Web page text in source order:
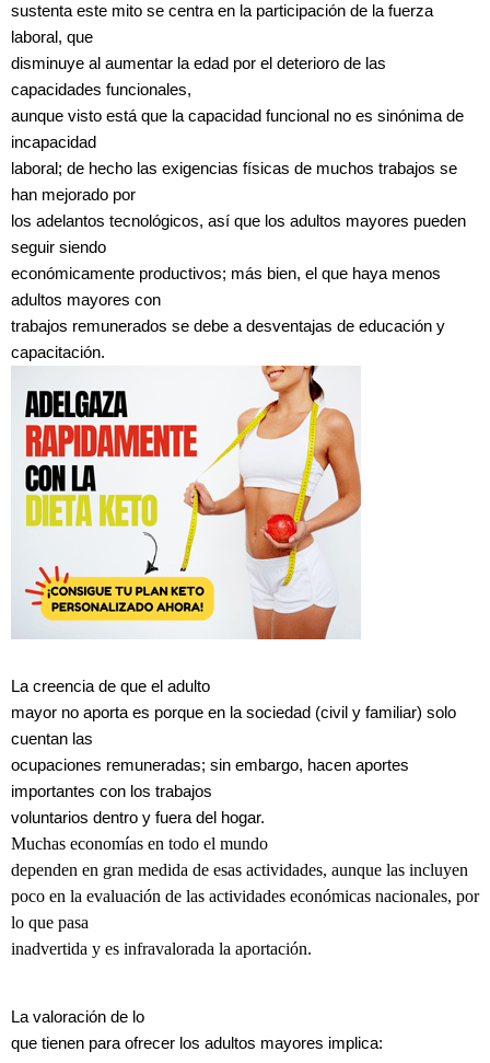
sustenta este mito se centra en la participación de la fuerza
laboral, que
disminuye al aumentar la edad por el deterioro de las
capacidades funcionales,
aunque visto está que la capacidad funcional no es sinónima de
incapacidad
laboral; de hecho las exigencias físicas de muchos trabajos se
han mejorado por
los adelantos tecnológicos, así que los adultos mayores pueden
seguir siendo
económicamente productivos; más bien, el que haya menos
adultos mayores con
trabajos remunerados se debe a desventajas de educación y
capacitación.
La creencia de que el adulto
mayor no aporta es porque en la sociedad (civil y familiar) solo
cuentan las
ocupaciones remuneradas; sin embargo, hacen aportes
importantes con los trabajos
voluntarios dentro y fuera del hogar.
Muchas economías en todo el mundo
dependen en gran medida de esas actividades, aunque las incluyen
poco en la evaluación de las actividades económicas nacionales, por
lo que pasa
inadvertida y es infravalorada la aportación.
La valoración de lo
que tienen para ofrecer los adultos mayores implica: